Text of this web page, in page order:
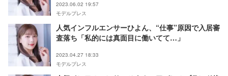
2023.06.02 19:57
モデルプレス
人気インフルエンサーひよん、“仕事”原因で入居審
査落ち「私的には真面目に働いてて…」
2023.04.27 18:33
モデルプレス